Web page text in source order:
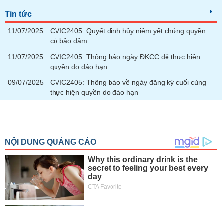
Tin tức
11/07/2025
CVIC2405: Quyết định hủy niêm yết chứng quyền
có bảo đảm
11/07/2025
CVIC2405: Thông báo ngày ĐKCC để thực hiện
quyền do đáo hạn
09/07/2025
CVIC2405: Thông báo về ngày đăng ký cuối cùng
thực hiện quyền do đáo hạn
Công
đầu
chính
Dữ
liệu